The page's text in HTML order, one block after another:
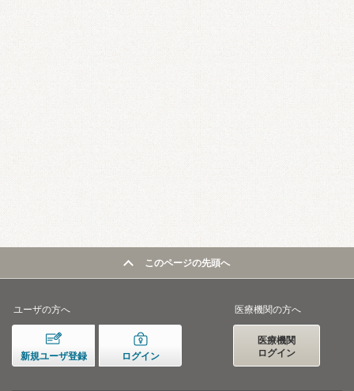
このページの先頭へ
ユーザの方へ
新規ユーザ登録 ログイン
医療機関の方へ
医療機関
ログイン